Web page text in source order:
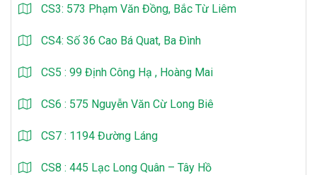
CS3: 573 Phạm Văn Đồng, Bắc Từ Liêm
CS4: Số 36 Cao Bá Quat, Ba Đình
CS5 : 99 Định Công Hạ , Hoàng Mai
CS6 : 575 Nguyễn Văn Cừ Long Biê
CS7 : 1194 Đường Láng
CS8 : 445 Lạc Long Quân – Tây Hồ